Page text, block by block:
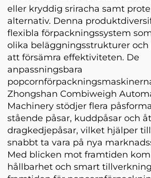
eller kryddig sriracha samt
alternativ. Denna
flexibla förpackningssystem
olika beläggningsstrukturer och
att försämra effektiviteten. De
anpassningsbara
Zhongshan Combiweigh
Machinery stödjer flera
stående påsar, kuddpåsar och
dragkedjepåsar, vilket hjälper
snabbt ta vara på nya
Med blicken mot framtiden
hållbarhet och smart